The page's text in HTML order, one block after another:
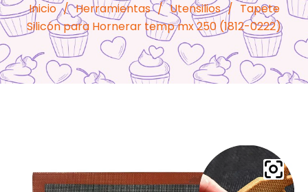
Inicio / Herramientas / Utensilios / Tapete
Silicón para Hornerar temp mx 250 (1812-0222)